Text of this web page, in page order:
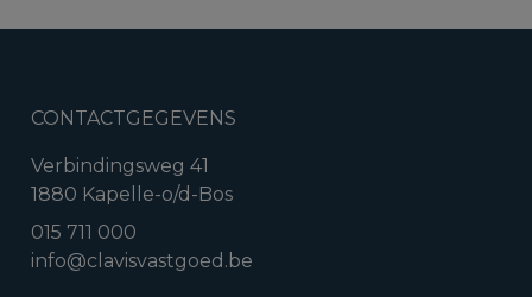
CONTACTGEGEVENS
Verbindingsweg 41
1880 Kapelle-o/d-Bos
015 711 000
info@clavisvastgoed.be